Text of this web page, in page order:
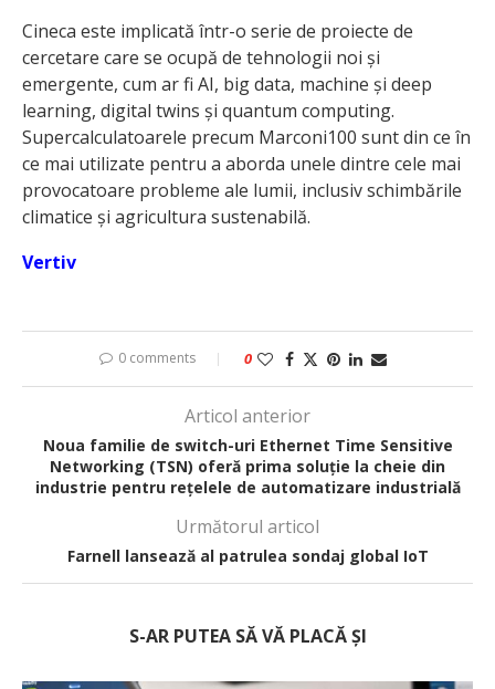
Cineca este implicată într-o serie de proiecte de
cercetare care se ocupă de tehnologii noi și
emergente, cum ar fi AI, big data, machine și deep
learning, digital twins și quantum computing.
Supercalculatoarele precum Marconi100 sunt din ce în
ce mai utilizate pentru a aborda unele dintre cele mai
provocatoare probleme ale lumii, inclusiv schimbările
climatice și agricultura sustenabilă.
Vertiv
0 comments 0
Articol anterior
Noua familie de switch-uri Ethernet Time Sensitive
Networking (TSN) oferă prima soluție la cheie din
industrie pentru rețelele de automatizare industrială
Următorul articol
Farnell lansează al patrulea sondaj global IoT
S-AR PUTEA SĂ VĂ PLACĂ ȘI